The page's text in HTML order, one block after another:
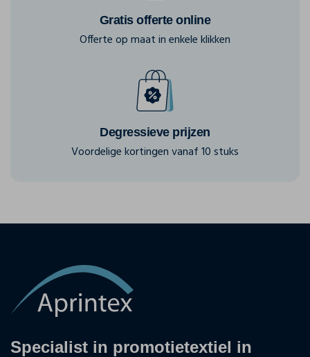
Gratis offerte online
Offerte op maat in enkele klikken
Degressieve prijzen
Voordelige kortingen vanaf 10 stuks
Specialist in promotietextiel in